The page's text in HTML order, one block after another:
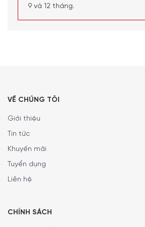
9 và 12 tháng.
VỀ CHÚNG TÔI
Giới thiệu
Tin tức
Khuyến mãi
Tuyển dụng
Liên hệ
CHÍNH SÁCH